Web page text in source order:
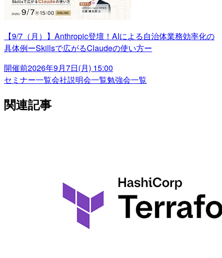
【9/7（月）】Anthropic登壇！AIによる自治体業務効率化の
具体例ーSkillsで広がるClaudeの使い方ー
開催前2026年9月7日(月) 15:00
セミナー一覧会社説明会一覧勉強会一覧
関連記事